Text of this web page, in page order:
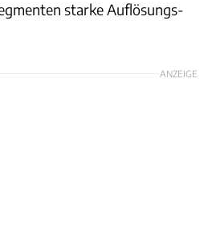
starke Auflösungs-
ANZEIGE